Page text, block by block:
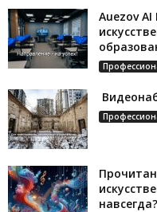
Auezov
навсегда?